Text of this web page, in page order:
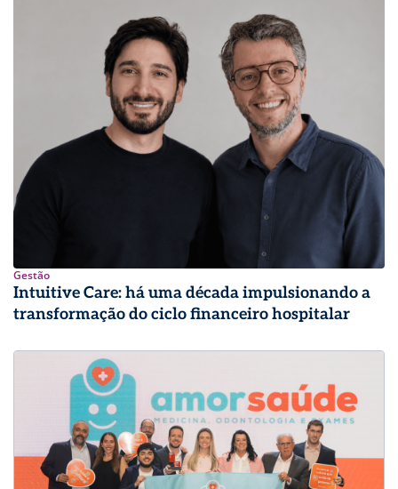
Gestão
Intuitive Care: há uma década impulsionando a
transformação do ciclo financeiro hospitalar